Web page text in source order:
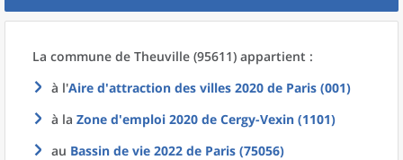
La commune de Theuville (95611) appartient :
à l'Aire d'attraction des villes 2020 de Paris (001)
à la Zone d'emploi 2020 de Cergy-Vexin (1101)
au Bassin de vie 2022 de Paris (75056)